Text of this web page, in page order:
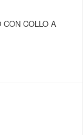
COLLO A